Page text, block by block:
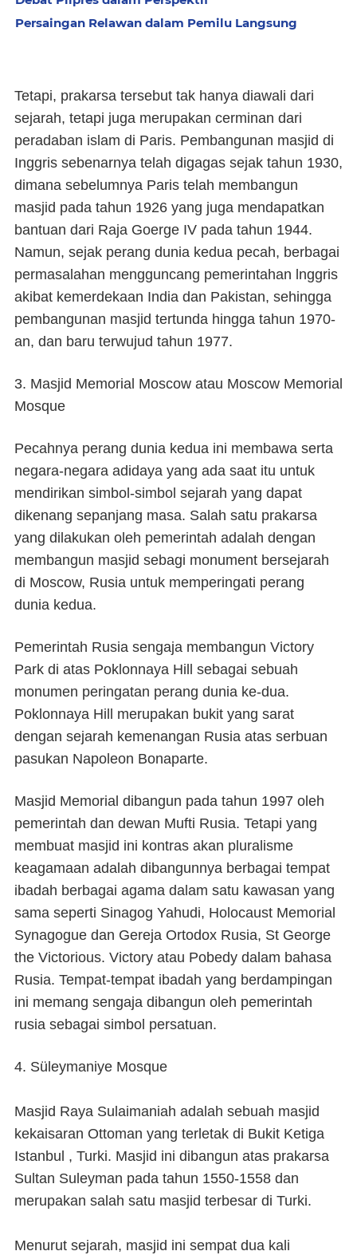
Persaingan Relawan dalam Pemilu Langsung
Tetapi, prakarsa tersebut tak hanya diawali dari
sejarah, tetapi juga merupakan cerminan dari
peradaban islam di Paris. Pembangunan masjid di
Inggris sebenarnya telah digagas sejak tahun 1930,
dimana sebelumnya Paris telah membangun
masjid pada tahun 1926 yang juga mendapatkan
bantuan dari Raja Goerge IV pada tahun 1944.
Namun, sejak perang dunia kedua pecah, berbagai
permasalahan mengguncang pemerintahan lnggris
akibat kemerdekaan India dan Pakistan, sehingga
pembangunan masjid tertunda hingga tahun 1970-
an, dan baru terwujud tahun 1977.
3. Masjid Memorial Moscow atau Moscow Memorial
Mosque
Pecahnya perang dunia kedua ini membawa serta
negara-negara adidaya yang ada saat itu untuk
mendirikan simbol-simbol sejarah yang dapat
dikenang sepanjang masa. Salah satu prakarsa
yang dilakukan oleh pemerintah adalah dengan
membangun masjid sebagi monument bersejarah
di Moscow, Rusia untuk memperingati perang
dunia kedua.
Pemerintah Rusia sengaja membangun Victory
Park di atas Poklonnaya Hill sebagai sebuah
monumen peringatan perang dunia ke-dua.
Poklonnaya Hill merupakan bukit yang sarat
dengan sejarah kemenangan Rusia atas serbuan
pasukan Napoleon Bonaparte.
Masjid Memorial dibangun pada tahun 1997 oleh
pemerintah dan dewan Mufti Rusia. Tetapi yang
membuat masjid ini kontras akan pluralisme
keagamaan adalah dibangunnya berbagai tempat
ibadah berbagai agama dalam satu kawasan yang
sama seperti Sinagog Yahudi, Holocaust Memorial
Synagogue dan Gereja Ortodox Rusia, St George
the Victorious. Victory atau Pobedy dalam bahasa
Rusia. Tempat-tempat ibadah yang berdampingan
ini memang sengaja dibangun oleh pemerintah
rusia sebagai simbol persatuan.
4. Süleymaniye Mosque
Masjid Raya Sulaimaniah adalah sebuah masjid
kekaisaran Ottoman yang terletak di Bukit Ketiga
Istanbul , Turki. Masjid ini dibangun atas prakarsa
Sultan Suleyman pada tahun 1550-1558 dan
merupakan salah satu masjid terbesar di Turki.
Menurut sejarah, masjid ini sempat dua kali